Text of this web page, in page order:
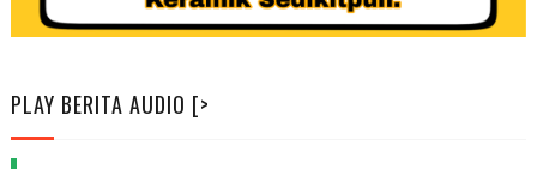
PLAY BERITA AUDIO [>